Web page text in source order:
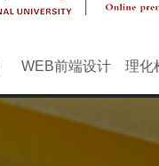
WEB前端设计 理化